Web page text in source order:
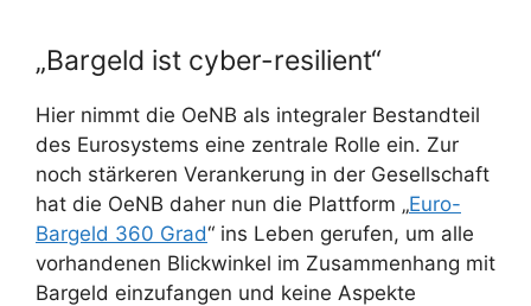
„Bargeld ist cyber-resilient“
Hier nimmt die OeNB als integraler Bestandteil
des Eurosystems eine zentrale Rolle ein. Zur
noch stärkeren Verankerung in der Gesellschaft
hat die OeNB daher nun die Plattform „Euro-
Bargeld 360 Grad“ ins Leben gerufen, um alle
vorhandenen Blickwinkel im Zusammenhang mit
Bargeld einzufangen und keine Aspekte